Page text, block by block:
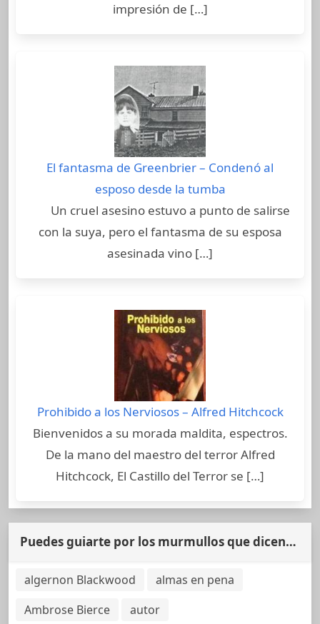
impresión de […]
El fantasma de Greenbrier – Condenó al
esposo desde la tumba
Un cruel asesino estuvo a punto de salirse
con la suya, pero el fantasma de su esposa
asesinada vino […]
Prohibido a los Nerviosos – Alfred Hitchcock
Bienvenidos a su morada maldita, espectros.
De la mano del maestro del terror Alfred
Hitchcock, El Castillo del Terror se […]
Puedes guiarte por los murmullos que dicen…
algernon Blackwood
almas en pena
Ambrose Bierce
autor